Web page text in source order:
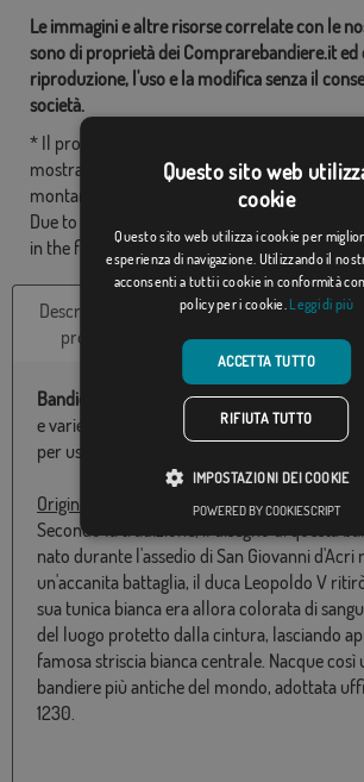
Le immagini e altre risorse correlate con le
sono di proprietà dei Comprarebandiere.it ed
riproduzione, l'uso e la modifica senza il
società.
* Il progetto finale può essere leggermente
mostrato nell'immagine, le bandiere vengono
montante.
Due to production format, there may be a
in the final dimensions and color tones.
Descrizione del
prodotto
Caratteristiche
tecniche
Bandiera Austria
con il cappotto disponibile
e varie misure da 060X100 a 150x300
per uso esterno e made in Europe.
Origine e Storia:
Secondo la tradizione, il disegno di questa
nato durante l'assedio di San Giovanni d'Acri
un'accanita battaglia, il duca Leopoldo V
sua tunica bianca era allora colorata di
del luogo protetto dalla cintura, lasciando
famosa striscia bianca centrale. Nacque così
bandiere più antiche del mondo, adottata
1230.
Questo sito web
cookie
Questo sito web utilizza i cookie per
esperienza di navigazione. Utilizzando il
acconsenti a tutti i cookie in conformità
policy per i cookie. Leggi di più
ACCETTA TUTTO
RIFIUTA TUTTO
IMPOSTAZIONI DEI COOKIE
POWERED BY COOKIESCRIPT